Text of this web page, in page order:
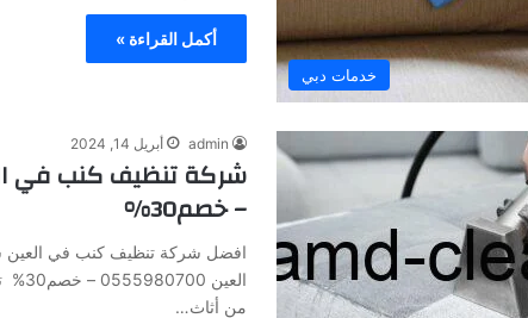
خدمات دبي
أكمل القراءة »
admin أبريل 14, 2024
– خصم30%
افضل شركة تنظيف كنب في
العين
من أثاث…